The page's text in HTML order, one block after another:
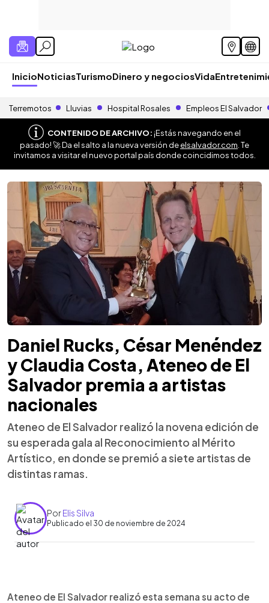
InicioNoticiasTurismoDinero y negociosVida
Terremotos Lluvias Hospital Rosales Empleos El Salvador
CONTENIDO DE ARCHIVO:¡Estás navegando en el
pasado! 🚀 Da el salto a la nueva versión deelsalvador.com . Te
invitamos a visitar el nuevo portal país donde coincidimos todos.
Daniel Rucks, César Menéndez
y Claudia Costa, Ateneo de El
Salvador premia a artistas
nacionales
Ateneo de El Salvador realizó la novena edición de
su esperada gala al Reconocimiento al Mérito
Artístico, en donde se premió a siete artistas de
distintas ramas.
PorElis Silva
Publicado el 30 de noviembre de 2024
Escuchar artículo
Ateneo de El Salvador realizó esta semana su acto de